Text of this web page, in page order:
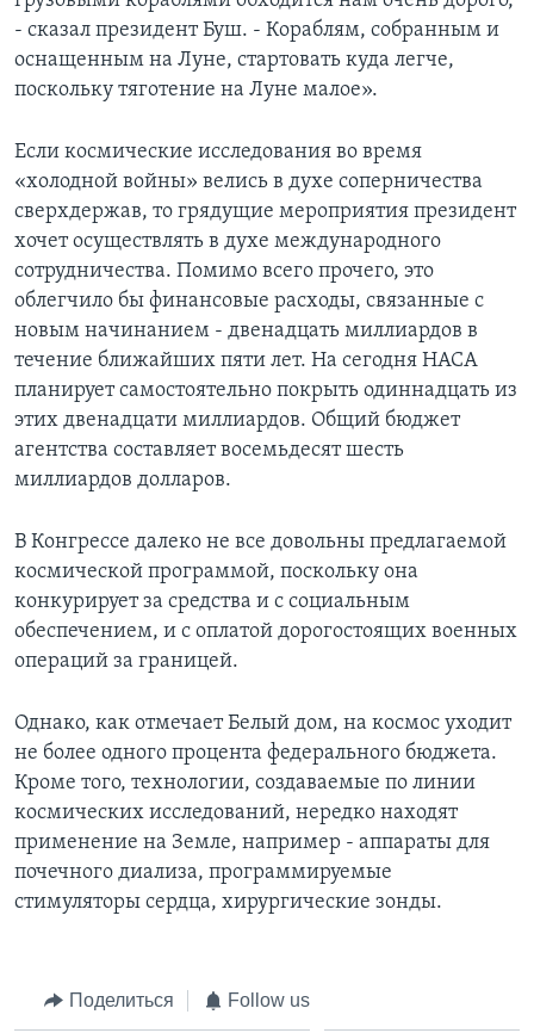
- сказал президент Буш. - Кораблям, собранным и
оснащенным на Луне, стартовать куда легче,
поскольку тяготение на Луне малое».
Если космические исследования во время
«холодной войны» велись в духе соперничества
сверхдержав, то грядущие мероприятия президент
хочет осуществлять в духе международного
сотрудничества. Помимо всего прочего, это
облегчило бы финансовые расходы, связанные с
новым начинанием - двенадцать миллиардов в
течение ближайших пяти лет. На сегодня НАСА
планирует самостоятельно покрыть одиннадцать из
этих двенадцати миллиардов. Общий бюджет
агентства составляет восемьдесят шесть
миллиардов долларов.
В Конгрессе далеко не все довольны предлагаемой
космической программой, поскольку она
конкурирует за средства и с социальным
обеспечением, и с оплатой дорогостоящих военных
операций за границей.
Однако, как отмечает Белый дом, на космос уходит
не более одного процента федерального бюджета.
Кроме того, технологии, создаваемые по линии
космических исследований, нередко находят
применение на Земле, например - аппараты для
почечного диализа, программируемые
стимуляторы сердца, хирургические зонды.
Поделиться Follow us